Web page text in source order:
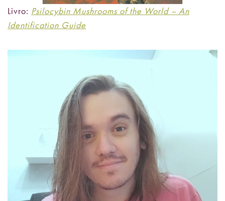
Livro: Psilocybin Mushrooms of the World – An
Identification Guide